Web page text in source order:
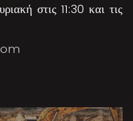
στις 11:30 και τις